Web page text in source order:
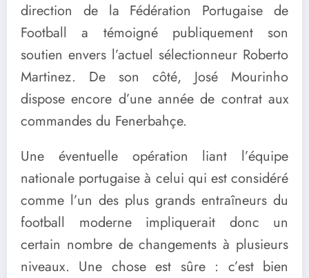
direction de la Fédération Portugaise de
Football a témoigné publiquement son
soutien envers l’actuel sélectionneur Roberto
Martinez. De son côté, José Mourinho
dispose encore d’une année de contrat aux
commandes du Fenerbahçe.
Une éventuelle opération liant l’équipe
nationale portugaise à celui qui est considéré
comme l’un des plus grands entraîneurs du
football moderne impliquerait donc un
certain nombre de changements à plusieurs
niveaux. Une chose est sûre : c’est bien